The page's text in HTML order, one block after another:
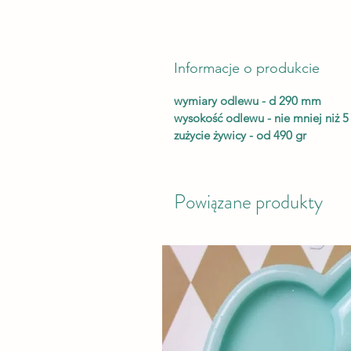
Informacje o produkcie
wymiary odlewu - d 290 mm
wysokość odlewu - nie mniej niż
zużycie żywicy - od 490 gr
Powiązane produkty